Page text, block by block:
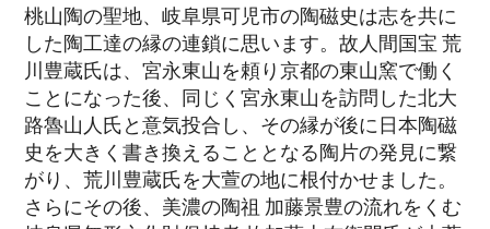
桃山陶の聖地、岐阜県可児市の陶磁史は志を共に
した陶工達の縁の連鎖に思います。故人間国宝 荒
川豊蔵氏は、宮永東山を頼り京都の東山窯で働く
ことになった後、同じく宮永東山を訪問した北大
路魯山人氏と意気投合し、その縁が後に日本陶磁
史を大きく書き換えることとなる陶片の発見に繋
がり、荒川豊蔵氏を大萱の地に根付かせました。
さらにその後、美濃の陶祖 加藤景豊の流れをくむ